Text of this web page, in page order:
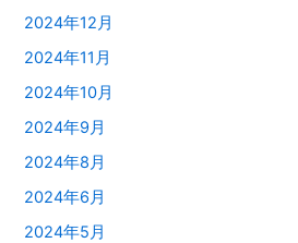
2024年12月
2024年11月
2024年10月
2024年9月
2024年8月
2024年6月
2024年5月